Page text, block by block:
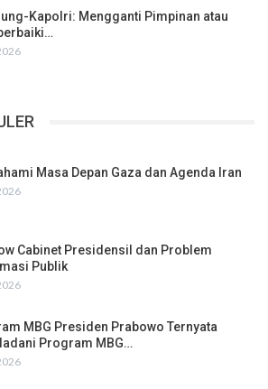
Kapolri: Mengganti Pimpinan atau
Masa Depan Gaza dan Agenda Iran
Cabinet Presidensil dan Problem
Publik
MBG Presiden Prabowo Ternyata
Program MBG…